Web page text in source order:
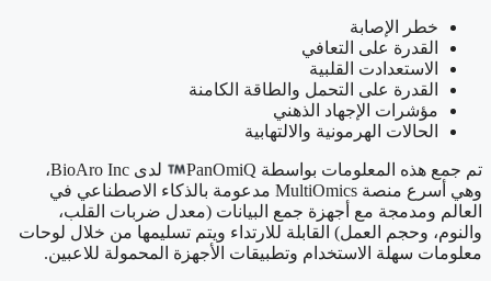
خطر الإصابة
القدرة على التعافي
الاستعدادت القلبية
القدرة على التحمل والطاقة الكامنة
مؤشرات الإجهاد الذهني
الحالات الهرمونية والالتهابية
تم جمع هذه المعلومات بواسطة PanOmiQ
لدى BioAro Inc،
وهي أسرع منصة MultiOmics مدعومة بالذكاء الاصطناعي في
العالم ومدمجة مع أجهزة جمع البيانات (معدل ضربات القلب،
والنوم، وحجم العمل) القابلة للارتداء ويتم تسليمها من خلال لوحات
معلومات سهلة الاستخدام وتطبيقات الأجهزة المحمولة للاعبين.